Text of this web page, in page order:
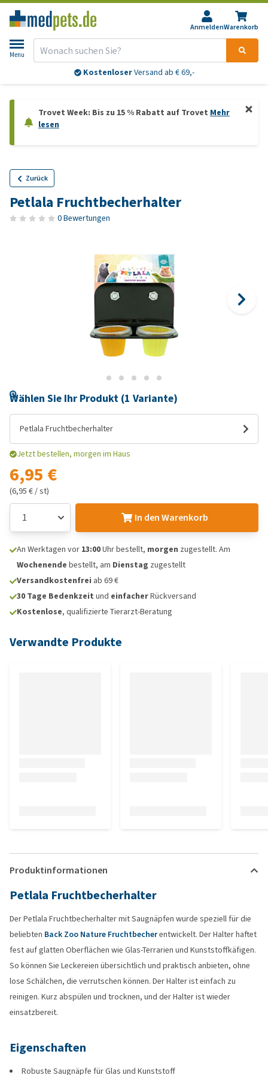
AnmeldenWarenkorb
Menu
KostenloserVersand ab € 69,-
Trovet Week: Bis zu 15 % Rabatt auf Trovet Mehr
lesen
Zurück
Petlala Fruchtbecherhalter
0 Bewertungen
Wählen Sie Ihr Produkt (1 Variante)
Petlala Fruchtbecherhalter
Jetzt bestellen, morgen im Haus
6,95 €
(6,95 € / st)
In den Warenkorb
An Werktagen vor 13:00Uhr bestellt, morgen zugestellt. Am
Wochenende bestellt, am Dienstag zugestellt
Versandkostenfrei ab 69 €
30 Tage Bedenkzeit und einfacherRückversand
Kostenlose, qualifizierte Tierarzt-Beratung
Verwandte Produkte
Produktinformationen
Petlala Fruchtbecherhalter
Der Petlala Fruchtbecherhalter mit Saugnäpfen wurde speziell für die
beliebten Back Zoo Nature Fruchtbecherentwickelt. Der Halter haftet
fest auf glatten Oberflächen wie Glas-Terrarien und Kunststoffkäfigen.
So können Sie Leckereien übersichtlich und praktisch anbieten, ohne
lose Schälchen, die verrutschen können. Der Halter ist einfach zu
reinigen. Kurz abspülen und trocknen, und der Halter ist wieder
einsatzbereit.
Eigenschaften
Robuste Saugnäpfe für Glas und Kunststoff